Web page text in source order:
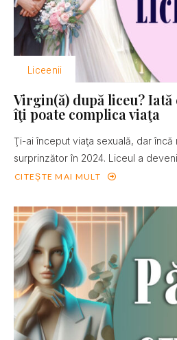
Liceenii
Virgin(ă) după liceu? Iată
îţi poate complica viaţa
Ţi-ai început viaţa sexuală, dar încă
surprinzător în 2024. Liceul a
CITEȘTE MAI MULT